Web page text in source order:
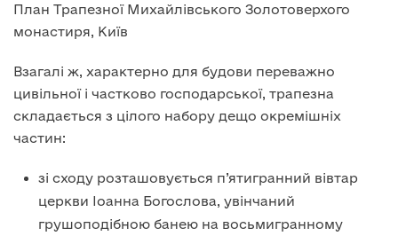
План Трапезної Михайлівського Золотоверхого
монастиря, Київ
Взагалі ж, характерно для будови переважно
цивільної і частково господарської, трапезна
складається з цілого набору дещо окремішніх
частин:
зі сходу розташовується п’ятигранний вівтар
церкви Іоанна Богослова, увінчаний
грушоподібною банею на восьмигранному